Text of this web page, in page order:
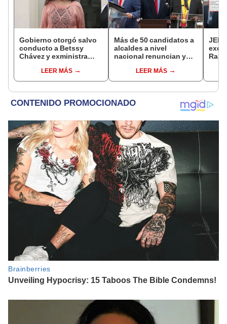
Gobierno otorgó salvo
conducto a Betssy
Chávez y exministra
madrugadaLEER MÁS
Más de 50 candidatos a
alcaldes a nivel
nacional renuncian y
encubiertaLEER MÁS
JEE